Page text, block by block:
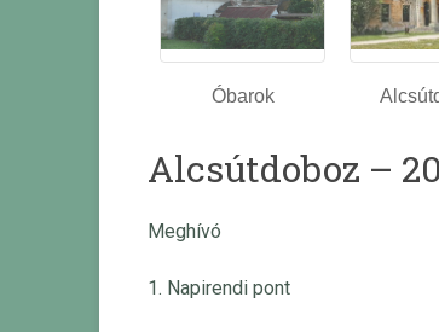
Óbarok
Alcsútdoboz –
Meghívó
1. Napirendi pont